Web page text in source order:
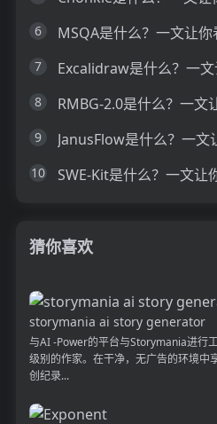
6
7
8
9
10
猜你喜欢
storymania ai story generator
与AI -Power的平台与Storymania进行
级别的作家。在干净，无广告的环境中
创纪录...